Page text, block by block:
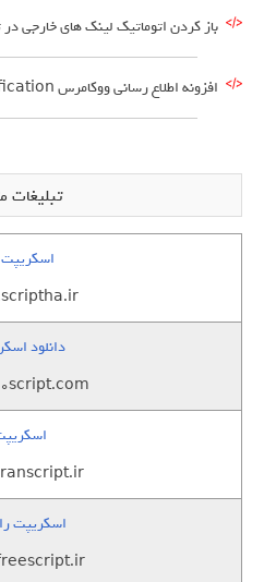
باز کردن اتوماتیک لینک های خارجی
افزونه اطلاع رسانی ووکامرس WooCommerce Notification
تبلیغات
دانلود
اسکریپت